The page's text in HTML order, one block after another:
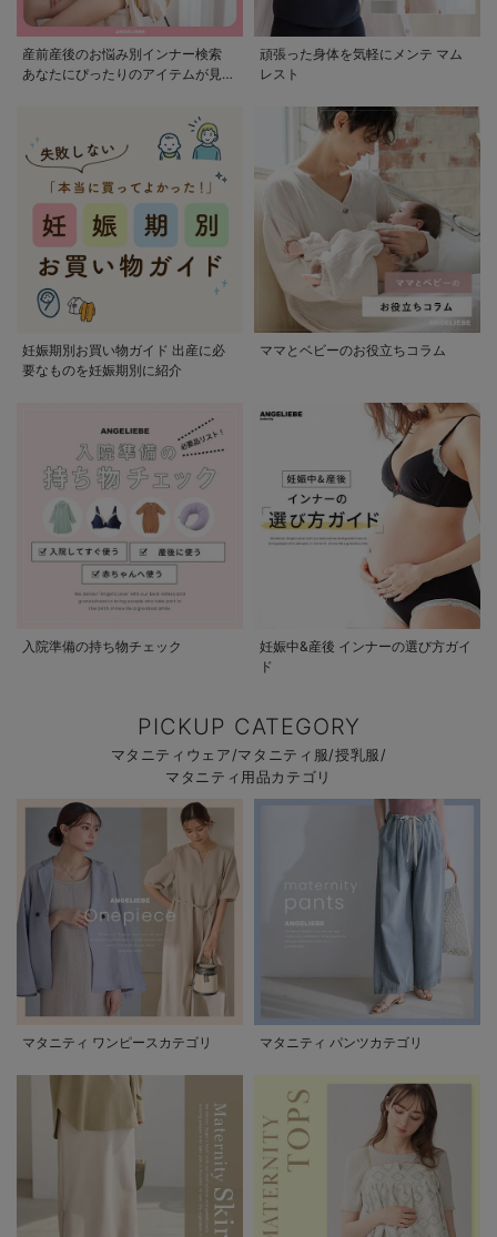
産前産後のお悩み別インナー検索
あなたにぴったりのアイテムが見つ
頑張った身体を気軽にメンテ マム
レスト
妊娠期別お買い物ガイド 出産に必
要なものを妊娠期別に紹介
ママとベビーのお役立ちコラム
入院準備の持ち物チェック
妊娠中&産後 インナーの選び方ガイ
ド
PICKUP CATEGORY
マタニティウェア/マタニティ服/授乳服/
マタニティ用品カテゴリ
マタニティ ワンピースカテゴリ マタニティ パンツカテゴリ